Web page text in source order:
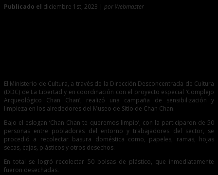
Publicado el diciembre 1st, 2023 | por Webmaster
El Ministerio de Cultura, a través de la Dirección Desconcentrada de Cultura
(DDC) de La Libertad y en coordinación con el proyecto especial ‘Complejo
Arqueológico Chan Chan’, realizó una campaña de sensibilización y
limpieza en los alrededores del Museo de Sitio de Chan Chan.
Bajo el eslogan ‘Chan Chan te queremos limpio’, con la participaron de 50
personas entre pobladores del entorno y trabajadores del sector, se
procedió a recolectar basura doméstica como, papeles, ramas, hojas
secas, cajas, plásticos y otros desechos.
En total se logró recolectar 50 bolsas de plástico, que inmediatamente
fueron desechadas.